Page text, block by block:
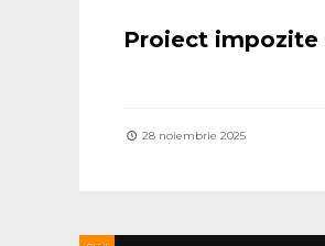
Proiect impozite
28 noiembrie 2025